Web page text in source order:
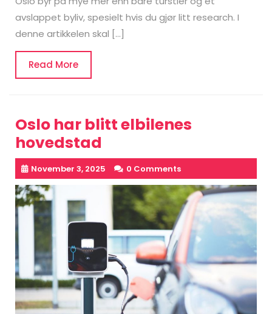
avslappet byliv, spesielt hvis du gjør litt research. I
denne artikkelen skal […]
Read MoreRead
More
Oslo har blitt elbilenes
hovedstad
November 3, 2025 0 Comments